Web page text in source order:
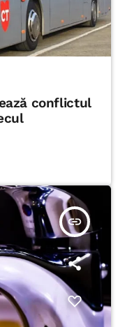
conflictul
insert_link